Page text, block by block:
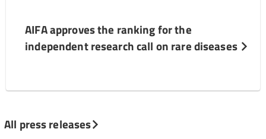
AIFA approves the ranking for the
independent research call on rare diseases
All press releases